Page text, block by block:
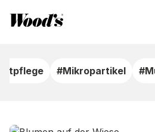
#Mikropartikel